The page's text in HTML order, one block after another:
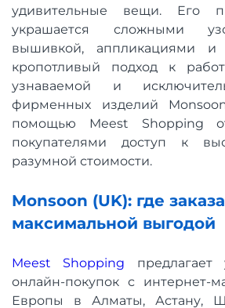
удивительные вещи. Его
украшается сложными
вышивкой, аппликациями и
кропотливый подход к
узнаваемой и
фирменных изделий
помощью Meest Shopping
покупателями доступ к
разумной стоимости.
Monsoon (UK): где
максимальной выгодой
Meest Shopping предлагает
онлайн-покупок с интернет-
Европы в Алматы, Астану,